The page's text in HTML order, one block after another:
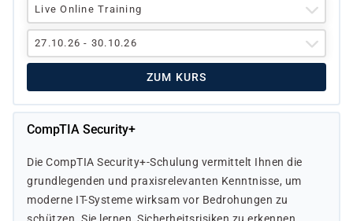
Live Online Training
27.10.26 - 30.10.26
ZUM KURS
CompTIA Security+
Die CompTIA Security+-Schulung vermittelt Ihnen die
grundlegenden und praxisrelevanten Kenntnisse, um
moderne IT-Systeme wirksam vor Bedrohungen zu